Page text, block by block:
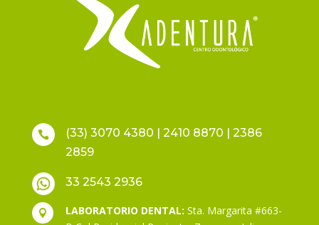

(33) 3070 4380 | 2410 8870 | 2386
2859
33 2543 2936
 LABORATORIO DENTAL: Sta. Margarita #663-